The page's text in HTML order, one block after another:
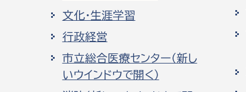
文化・生涯学習
行政経営
市立総合医療センター（新し
いウインドウで開く）